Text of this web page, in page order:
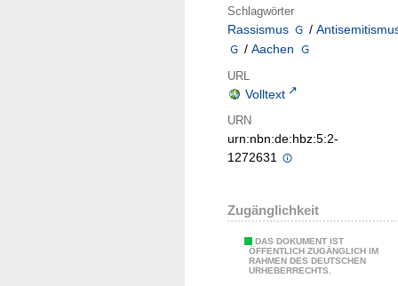
Schlagwörter
Rassismus /
/ Aachen
URL
Volltext
URN
urn:nbn:de:hbz:5:2-
1272631
Zugänglichkeit
DAS DOKUMENT IST
ÖFFENTLICH ZUGÄNGLICH IM
RAHMEN DES DEUTSCHEN
URHEBERRECHTS.